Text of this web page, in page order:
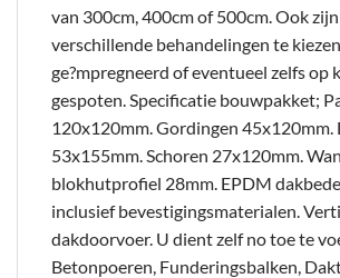
van 300cm, 400cm of 500cm. Ook
verschillende behandelingen te
ge?mpregneerd of eventueel zelfs op
gespoten. Specificatie bouwpakket;
120x120mm. Gordingen 45x120mm.
53x155mm. Schoren 27x120mm.
blokhutprofiel 28mm. EPDM
inclusief bevestigingsmaterialen.
dakdoorvoer. U dient zelf no toe te
Betonpoeren, Funderingsbalken,